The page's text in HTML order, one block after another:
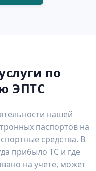
по
ЭПТС
нашей
паспортов на
средства. В
прибыло ТС и где
на учете, может